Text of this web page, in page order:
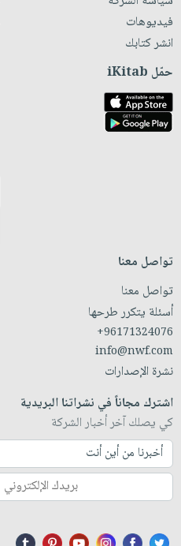
فيديوهات
انشر كتابك
حمّل iKitab
تواصل معنا
تواصل معنا
أسئلة يتكرر طرحها
+96171324076
info@nwf.com
نشرة الإصدارات
اشترك مجاناً في نشراتنا البريدية
كي يصلك آخر أخبار الشركة